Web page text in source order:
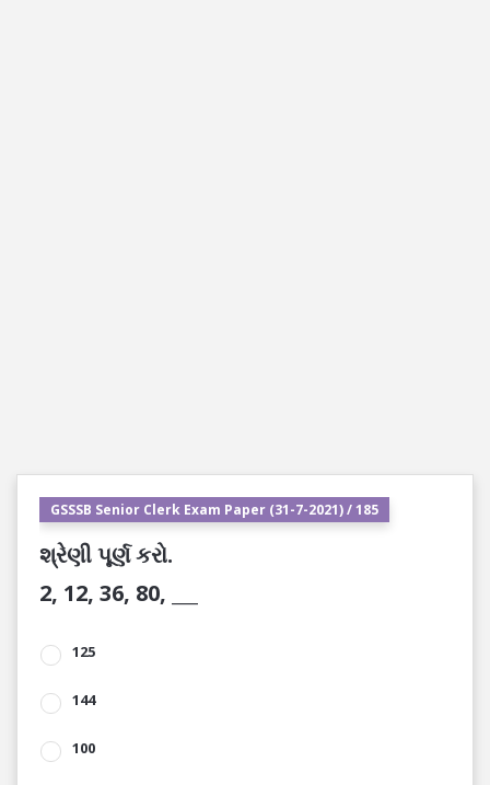
GSSSB Senior Clerk Exam Paper (31-7-2021) / 185
શ્રેણી પૂર્ણ કરો.
2, 12, 36, 80, ___
125
144
100